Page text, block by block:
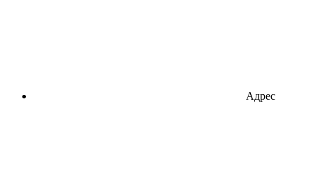
Адрес